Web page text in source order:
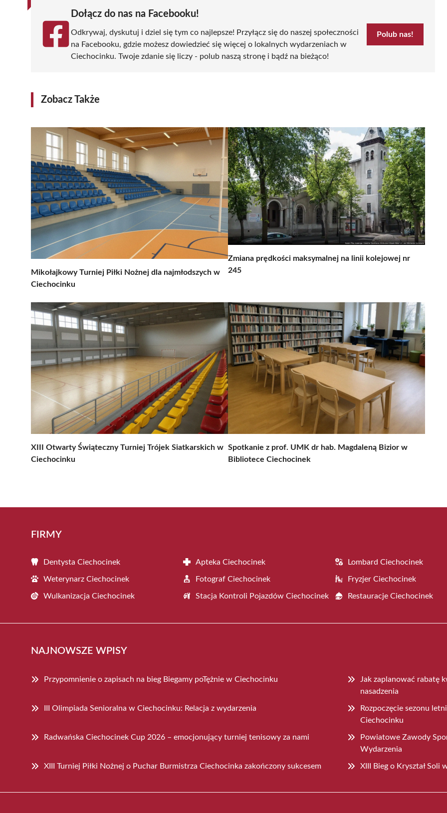
Dołącz do nas na Facebooku!
Odkrywaj, dyskutuj i dziel się tym co najlepsze! Przyłącz się do naszej społeczności
na Facebooku, gdzie możesz dowiedzieć się więcej o lokalnych wydarzeniach w
Ciechocinku. Twoje zdanie się liczy - polub naszą stronę i bądź na bieżąco!
Polub nas!
Zobacz Także
Mikołajkowy Turniej Piłki Nożnej dla najmłodszych w
Ciechocinku
Zmiana prędkości maksymalnej na linii kolejowej nr
245
XIII Otwarty Świąteczny Turniej Trójek Siatkarskich w
Ciechocinku
Spotkanie z prof. UMK dr hab. Magdaleną Bizior w
Bibliotece Ciechocinek
FIRMY
Dentysta Ciechocinek Apteka Ciechocinek Lombard Ciechocinek
Weterynarz Ciechocinek Fotograf Ciechocinek Fryzjer Ciechocinek
Wulkanizacja Ciechocinek Stacja Kontroli Pojazdów Ciechocinek Restauracje Ciechocinek
NAJNOWSZE WPISY
Przypomnienie o zapisach na bieg Biegamy poTężnie w Ciechocinku
Jak zaplanować rabatę
nasadzenia
III Olimpiada Senioralna w Ciechocinku: Relacja z wydarzenia
Rozpoczęcie sezonu
Ciechocinku
Radwańska Ciechocinek Cup 2026 – emocjonujący turniej tenisowy za nami
Powiatowe Zawody
Wydarzenia
XIII Turniej Piłki Nożnej o Puchar Burmistrza Ciechocinka zakończony sukcesem XIII Bieg o Kryształ Soli